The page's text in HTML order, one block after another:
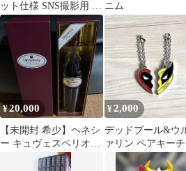
ット仕様 SNS撮影用 バ
イク用 燃料タンク設置
ニム
¥20,000
【未開封 希少】ヘネシ
ー キュヴェスペリオー
ル コニャック ブランデ
¥2,000
デッドプール&ウ
ァリン ペアキー